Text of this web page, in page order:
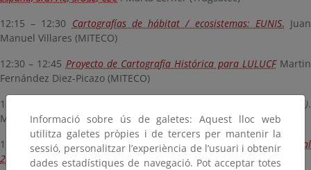
12:15 – 12:30 Cartografías de hábitat / ecosistemas: EUNIS. Juan
Manuel Villares (MITECO)
12:30 – 12:45 Proyecto de Cartografía Histórica para LULUCFMartin
Fernández Diez-Picazo (MITECO)
12:45 – 13:00
Base de datos de consulta de hábitat (en desarrollo).
Monica Puebla (Tragsatec)
13:00 – 13:30Seguimiento de los hábitats en el Informe sexenal
2013-.2019. Francisco Guil (MITECO)
Informació sobre ús de galetes: Aquest lloc web
utilitza galetes pròpies i de tercers per mantenir la
sessió, personalitzar l’experiència de l’usuari i obtenir
dades estadístiques de navegació. Pot acceptar totes